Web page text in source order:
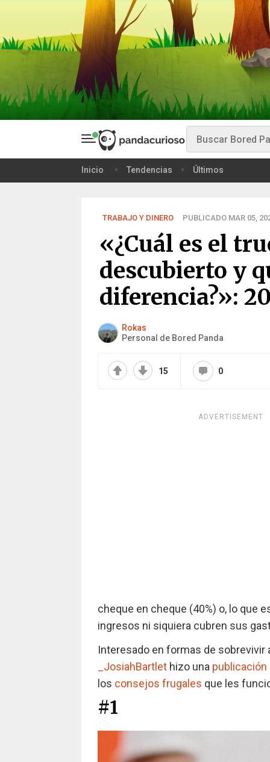
Inicio Tendencias Últimos
TRABAJO Y DINERO PUBLICADO MAR 05,
«¿Cuál es el
descubierto y
diferencia?»:
Rokas
Personal de Bored Panda
15 0
ADVERTISEMENT
cheque en cheque (40%) o, lo que
ingresos ni siquiera cubren sus
Interesado en formas de sobrevivir
_JosiahBartlethizo una publicación
los consejos frugales que les
#1